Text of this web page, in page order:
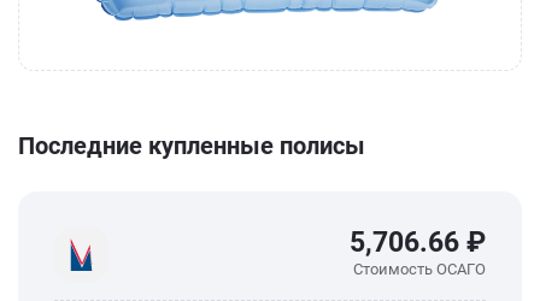
Последние купленные полисы
5,706.66 ₽
Стоимость ОСАГО